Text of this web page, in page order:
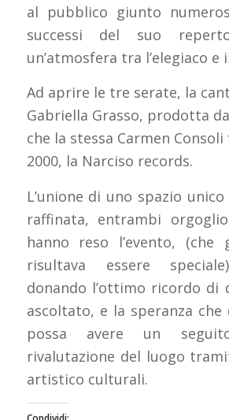
al pubblico giunto
successi del suo
un’atmosfera tra l’elegiaco
Ad aprire le tre serate, la
Gabriella Grasso, prodotta
che la stessa Carmen
2000, la Narciso records.
L’unione di uno spazio
raffinata, entrambi
hanno reso l’evento,
risultava essere
donando l’ottimo ricordo di
ascoltato, e la speranza
possa avere un
rivalutazione del luogo
artistico culturali.